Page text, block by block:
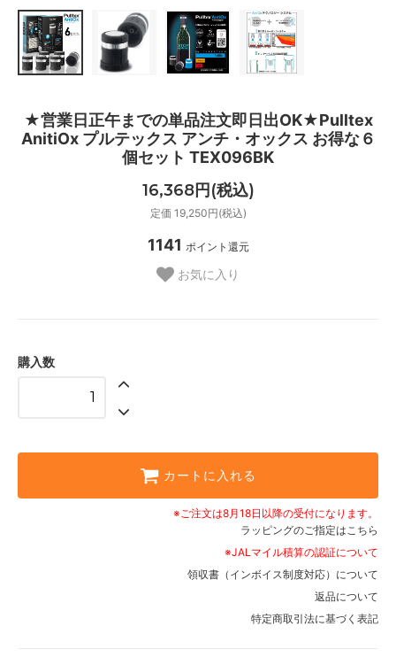
★営業日正午までの単品注文即日出OK★Pulltex
AnitiOx プルテックス アンチ・オックス お得な６
個セット TEX096BK
16,368円(税込)
定価 19,250円(税込)
1141 ポイント還元
お気に入り
購入数
カートに入れる
※ご注文は8月18日以降の受付になります。
ラッピングのご指定はこちら
※JALマイル積算の認証について
領収書（インボイス制度対応）について
返品について
特定商取引法に基づく表記